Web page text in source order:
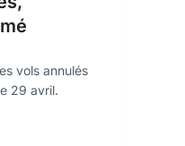
vols annulés
29 avril.